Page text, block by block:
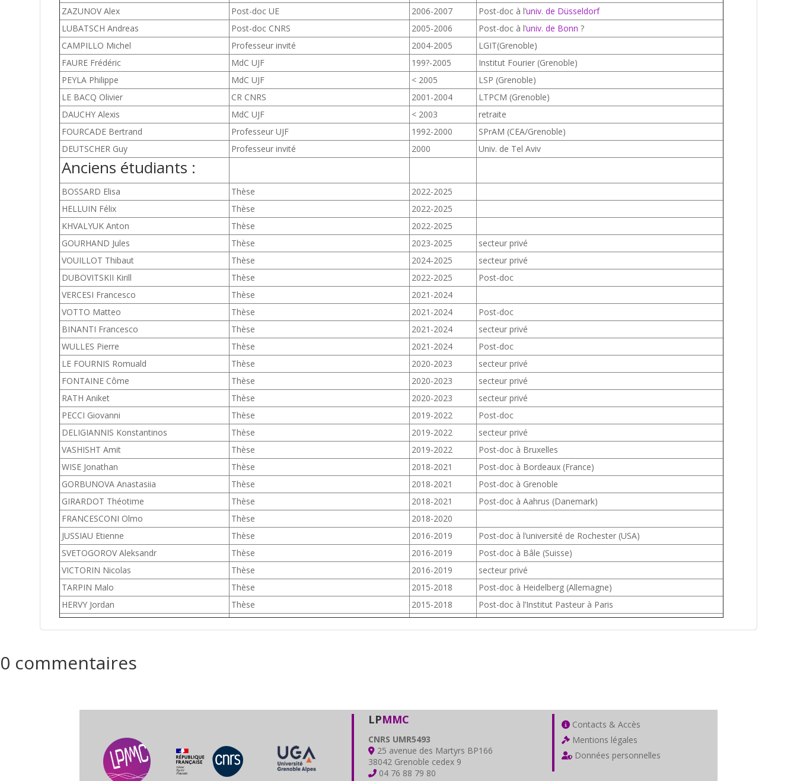
ZAZUNOV Alex
Post-doc UE 2006-2007 Post-doc à l’univ. de Düsseldorf
LUBATSCH Andreas
Post-doc CNRS 2005-2006 Post-doc à l’univ. de Bonn ?
CAMPILLO Michel
Professeur invité 2004-2005
LGIT(Grenoble)
FAURE Frédéric
MdC UJF 199?-2005
Institut Fourier (Grenoble)
PEYLA Philippe
MdC UJF < 2005
LSP (Grenoble)
LE BACQ Olivier
CR CNRS 2001-2004
LTPCM (Grenoble)
DAUCHY Alexis
MdC UJF < 2003
retraite
FOURCADE Bertrand
Professeur UJF 1992-2000
SPrAM (CEA/Grenoble)
DEUTSCHER Guy
Professeur invité 2000 Univ. de Tel Aviv
Anciens étudiants :
BOSSARD Elisa Thèse
2022-2025
HELLUIN Félix
Thèse
2022-2025
KHVALYUK Anton
Thèse
2022-2025
GOURHAND Jules
Thèse 2023-2025
secteur privé
VOUILLOT Thibaut
Thèse 2024-2025
secteur privé
DUBOVITSKII Kirill
Thèse 2022-2025
Post-doc
VERCESI Francesco
Thèse
2021-2024
VOTTO Matteo
Thèse 2021-2024
Post-doc
BINANTI Francesco
Thèse 2021-2024
secteur privé
WULLES Pierre
Thèse 2021-2024
Post-doc
LE FOURNIS Romuald
Thèse 2020-2023
secteur privé
FONTAINE Côme
Thèse 2020-2023
secteur privé
RATH Aniket
Thèse 2020-2023
secteur privé
PECCI Giovanni
Thèse 2019-2022
Post-doc
DELIGIANNIS Konstantinos
Thèse 2019-2022
secteur privé
VASHISHT Amit
Thèse 2019-2022
Post-doc à Bruxelles
WISE Jonathan
Thèse 2018-2021
Post-doc à Bordeaux (France)
GORBUNOVA Anastasiia
Thèse 2018-2021
Post-doc à Grenoble
GIRARDOT Théotime
Thèse 2018-2021
Post-doc à Aahrus (Danemark)
FRANCESCONI Olmo
Thèse
2018-2020
JUSSIAU Etienne
Thèse 2016-2019
Post-doc à l’université de Rochester (USA)
SVETOGOROV Aleksandr
Thèse 2016-2019
Post-doc à Bâle (Suisse)
VICTORIN Nicolas
Thèse 2016-2019
secteur privé
TARPIN Malo
Thèse 2015-2018
Post-doc à Heidelberg (Allemagne)
HERVY Jordan
Thèse 2015-2018 Post-doc à l’Institut Pasteur à Paris
0 commentaires
LPMMC
CNRS UMR5493
25 avenue des Martyrs BP166
38042 Grenoble cedex 9
04 76 88 79 80
Contacts & Accès
Mentions légales
Données personnelles